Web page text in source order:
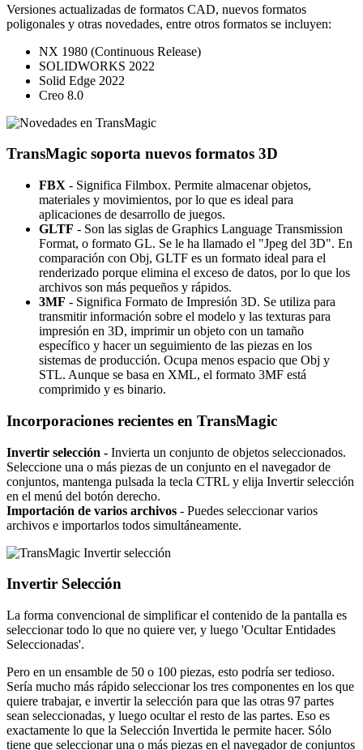
Versiones actualizadas de formatos CAD, nuevos formatos
poligonales y otras novedades, entre otros formatos se incluyen:
NX 1980 (Continuous Release)
SOLIDWORKS 2022
Solid Edge 2022
Creo 8.0
TransMagic soporta nuevos formatos 3D
FBX - Significa Filmbox. Permite almacenar objetos,
materiales y movimientos, por lo que es ideal para
aplicaciones de desarrollo de juegos.
GLTF - Son las siglas de Graphics Language Transmission
Format, o formato GL. Se le ha llamado el "Jpeg del 3D". En
comparación con Obj, GLTF es un formato ideal para el
renderizado porque elimina el exceso de datos, por lo que los
archivos son más pequeños y rápidos.
3MF - Significa Formato de Impresión 3D. Se utiliza para
transmitir información sobre el modelo y las texturas para
impresión en 3D, imprimir un objeto con un tamaño
específico y hacer un seguimiento de las piezas en los
sistemas de producción. Ocupa menos espacio que Obj y
STL. Aunque se basa en XML, el formato 3MF está
comprimido y es binario.
Incorporaciones recientes en TransMagic
Invertir selección - Invierta un conjunto de objetos seleccionados.
Seleccione una o más piezas de un conjunto en el navegador de
conjuntos, mantenga pulsada la tecla CTRL y elija Invertir selección
en el menú del botón derecho.
Importación de varios archivos - Puedes seleccionar varios
archivos e importarlos todos simultáneamente.
Invertir Selección
La forma convencional de simplificar el contenido de la pantalla es
seleccionar todo lo que no quiere ver, y luego 'Ocultar Entidades
Seleccionadas'.
Pero en un ensamble de 50 o 100 piezas, esto podría ser tedioso.
Sería mucho más rápido seleccionar los tres componentes en los que
quiere trabajar, e invertir la selección para que las otras 97 partes
sean seleccionadas, y luego ocultar el resto de las partes. Eso es
exactamente lo que la Selección Invertida le permite hacer. Sólo
tiene que seleccionar una o más piezas en el navegador de conjuntos